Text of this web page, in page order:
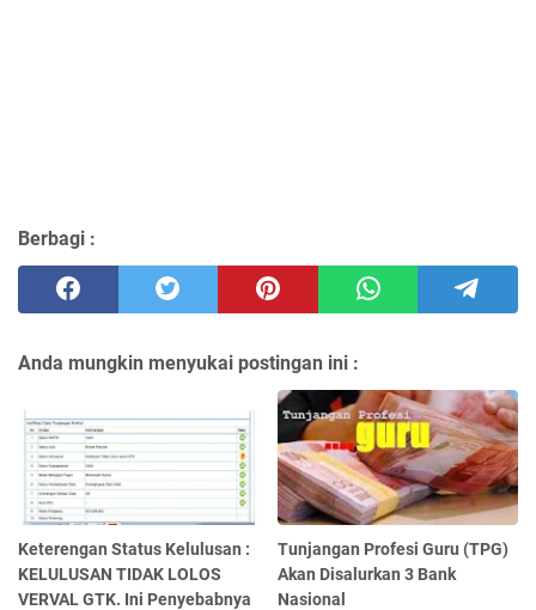
Berbagi :
Anda mungkin menyukai postingan ini :
Keterengan Status Kelulusan :
KELULUSAN TIDAK LOLOS
VERVAL GTK. Ini Penyebabnya
Tunjangan Profesi Guru (TPG)
Akan Disalurkan 3 Bank
Nasional